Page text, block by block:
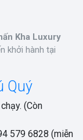
Kha Luxury
khởi hành tại
Quý
(Còn
579 6828 (miễn